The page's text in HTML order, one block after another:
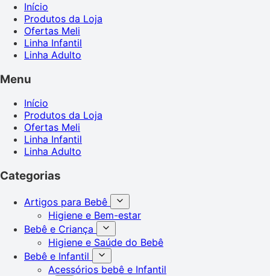
Início
Produtos da Loja
Ofertas Meli
Linha Infantil
Linha Adulto
Menu
Início
Produtos da Loja
Ofertas Meli
Linha Infantil
Linha Adulto
Categorias
Artigos para Bebê
Higiene e Bem-estar
Bebê e Criança
Higiene e Saúde do Bebê
Bebê e Infantil
Acessórios bebê e Infantil